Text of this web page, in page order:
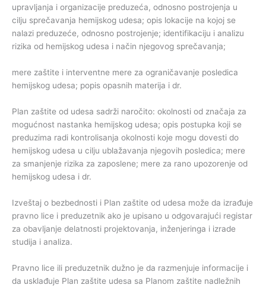
upravljanja i organizacije preduzeća, odnosno postrojenja u
cilju sprečavanja hemijskog udesa; opis lokacije na kojoj se
nalazi preduzeće, odnosno postrojenje; identifikaciju i analizu
rizika od hemijskog udesa i način njegovog sprečavanja;
mere zaštite i interventne mere za ograničavanje posledica
hemijskog udesa; popis opasnih materija i dr.
Plan zaštite od udesa sadrži naročito: okolnosti od značaja za
mogućnost nastanka hemijskog udesa; opis postupka koji se
preduzima radi kontrolisanja okolnosti koje mogu dovesti do
hemijskog udesa u cilju ublažavanja njegovih posledica; mere
za smanjenje rizika za zaposlene; mere za rano upozorenje od
hemijskog udesa i dr.
Izveštaj o bezbednosti i Plan zaštite od udesa može da izrađuje
pravno lice i preduzetnik ako je upisano u odgovarajući registar
za obavljanje delatnosti projektovanja, inženjeringa i izrade
studija i analiza.
Pravno lice ili preduzetnik dužno je da razmenjuje informacije i
da usklađuje Plan zaštite udesa sa Planom zaštite nadležnih